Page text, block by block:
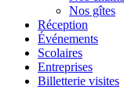
Nos gîtes
Réception
Événements
Scolaires
Entreprises
Billetterie visites